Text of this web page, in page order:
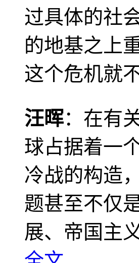
过具体的社
的地基之上
这个危机就
汪晖：在有
球占据着一
冷战的构造
题甚至不仅
展、帝国主